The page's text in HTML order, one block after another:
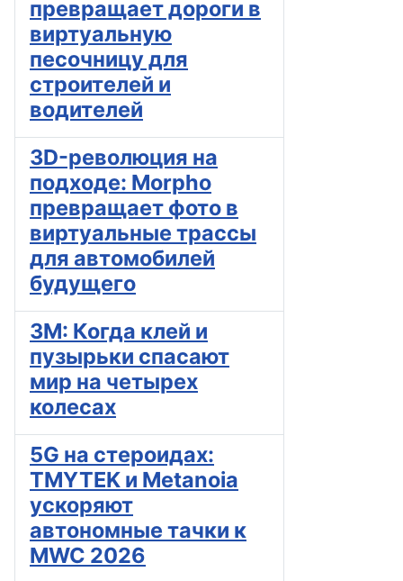
превращает дороги в
виртуальную
песочницу для
строителей и
водителей
3D-революция на
подходе: Morpho
превращает фото в
виртуальные трассы
для автомобилей
будущего
3M: Когда клей и
пузырьки спасают
мир на четырех
колесах
5G на стероидах:
TMYTEK и Metanoia
ускоряют
автономные тачки к
MWC 2026